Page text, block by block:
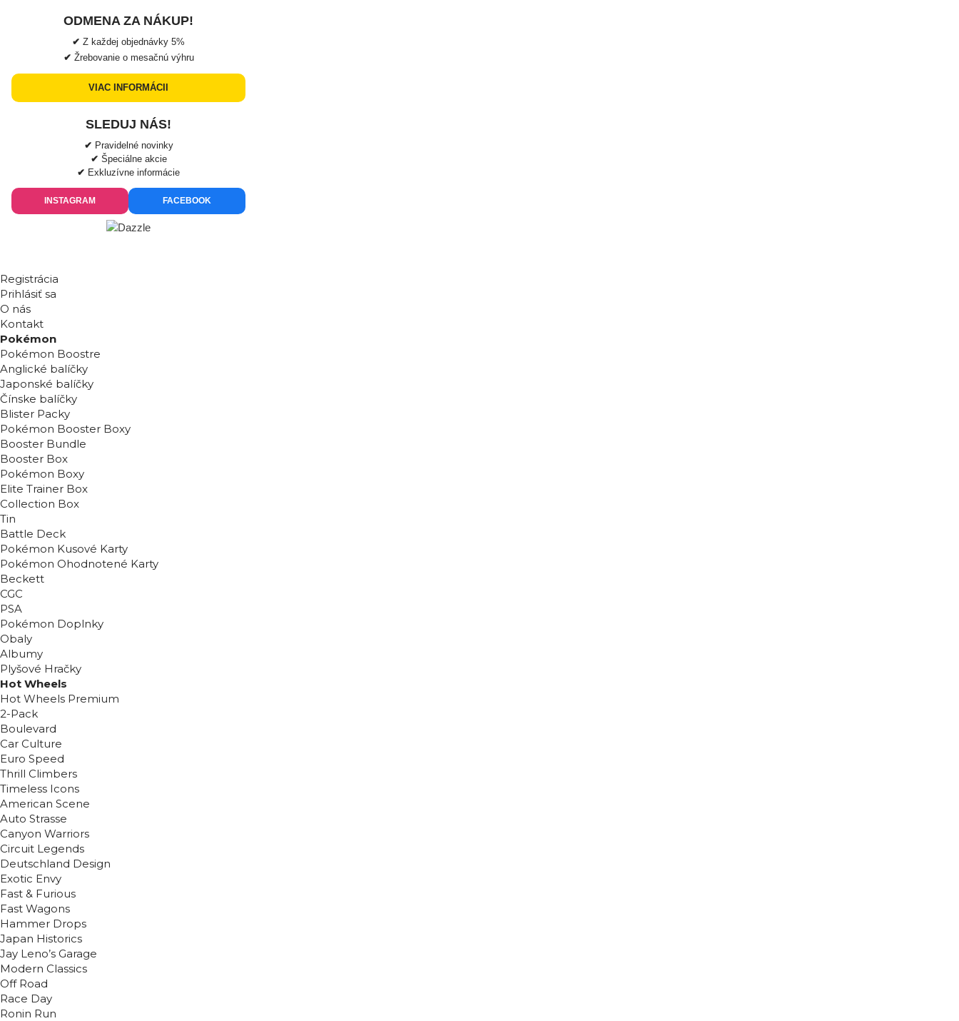
ODMENA ZA NÁKUP!
✔ Z každej objednávky 5%
✔ Žrebovanie o mesačnú výhru
VIAC INFORMÁCII
SLEDUJ NÁS!
✔ Pravidelné novinky
✔ Špeciálne akcie
✔ Exkluzívne informácie
INSTAGRAM FACEBOOK
Registrácia
Prihlásiť sa
O nás
Kontakt
Pokémon
Pokémon Boostre
Anglické balíčky
Japonské balíčky
Čínske balíčky
Blister Packy
Pokémon Booster Boxy
Booster Bundle
Booster Box
Pokémon Boxy
Elite Trainer Box
Collection Box
Tin
Battle Deck
Pokémon Kusové Karty
Pokémon Ohodnotené Karty
Beckett
CGC
PSA
Pokémon Doplnky
Obaly
Albumy
Plyšové Hračky
Hot Wheels
Hot Wheels Premium
2-Pack
Boulevard
Car Culture
Euro Speed
Thrill Climbers
Timeless Icons
American Scene
Auto Strasse
Canyon Warriors
Circuit Legends
Deutschland Design
Exotic Envy
Fast & Furious
Fast Wagons
Hammer Drops
Japan Historics
Jay Leno’s Garage
Modern Classics
Off Road
Race Day
Ronin Run